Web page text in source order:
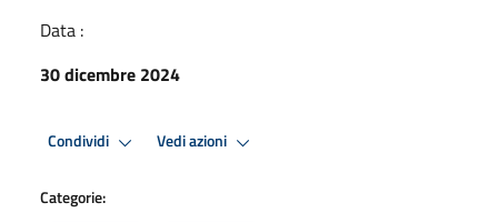
Data :
30 dicembre 2024
Condividi Vedi azioni
Categorie: